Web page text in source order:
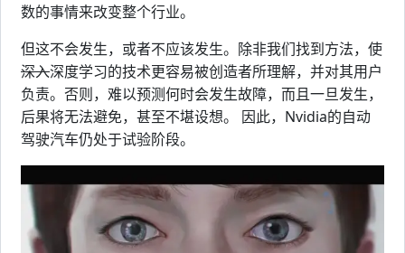
数的事情来改变整个行业。
但这不会发生，或者不应该发生。除非我们找到方法，使
深入深度学习的技术更容易被创造者所理解，并对其用户
负责。否则，难以预测何时会发生故障，而且一旦发生，
后果将无法避免，甚至不堪设想。 因此，Nvidia的自动
驾驶汽车仍处于试验阶段。